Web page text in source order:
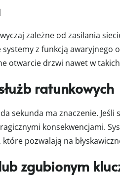
zależne od zasilania
z funkcją awaryjnego
otwarcie drzwi nawet w
ratunkowych
sekunda ma znaczenie.
konsekwencjami.
pozwalają na
zgubionym